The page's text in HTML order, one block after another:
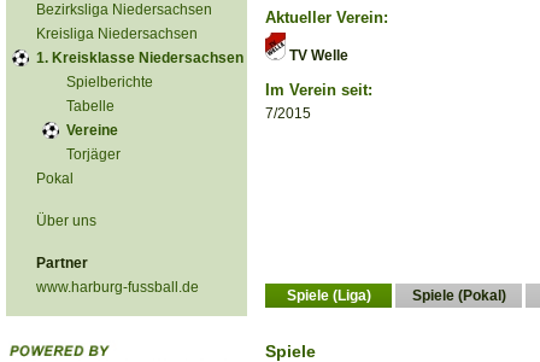
Bezirksliga Niedersachsen
Kreisliga Niedersachsen
1. Kreisklasse Niedersachsen
Spielberichte
Tabelle
Vereine
Torjäger
Pokal
Über uns
Partner
www.harburg-fussball.de
Aktueller Verein:
TV Welle
Im Verein seit:
7/2015
Spiele (Liga) Spiele (Pokal)
Spiele